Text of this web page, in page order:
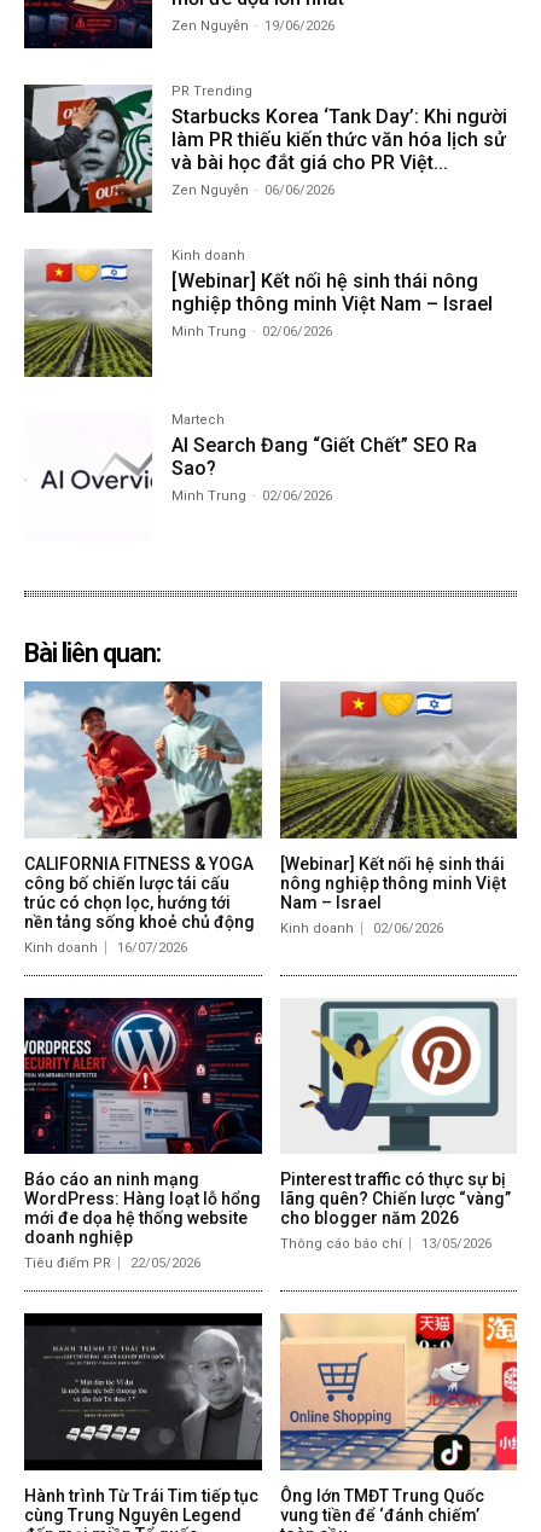
Zen Nguyễn - 19/06/2026
PR Trending
Starbucks Korea ‘Tank Day’: Khi người
làm PR thiếu kiến thức văn hóa lịch sử
và bài học đắt giá cho PR Việt...
Zen Nguyễn - 06/06/2026
Kinh doanh
[Webinar] Kết nối hệ sinh thái nông
nghiệp thông minh Việt Nam – Israel
Minh Trung - 02/06/2026
Martech
AI Search Đang “Giết Chết” SEO Ra
Sao?
Minh Trung - 02/06/2026
Bài liên quan:
CALIFORNIA FITNESS & YOGA
công bố chiến lược tái cấu
trúc có chọn lọc, hướng tới
nền tảng sống khoẻ chủ động
Kinh doanh 16/07/2026
[Webinar] Kết nối hệ sinh thái
nông nghiệp thông minh Việt
Nam – Israel
Kinh doanh 02/06/2026
Báo cáo an ninh mạng
WordPress: Hàng loạt lỗ hổng
mới đe dọa hệ thống website
doanh nghiệp
Tiêu điểm PR 22/05/2026
Pinterest traffic có thực sự bị
lãng quên? Chiến lược “vàng”
cho blogger năm 2026
Thông cáo báo chí 13/05/2026
Hành trình Từ Trái Tim tiếp tục
cùng Trung Nguyên Legend
Ông lớn TMĐT Trung Quốc
vung tiền để ‘đánh chiếm’